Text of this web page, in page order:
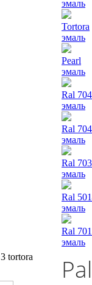
эмаль
Tortora
эмаль
Pearl
эмаль
Ral
эмаль
Ral
эмаль
Ral
эмаль
Ral
эмаль
Ral
эмаль